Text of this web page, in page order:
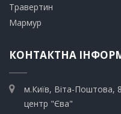
Травертин​
​Мармур
КОНТАКТНА
м.Київ, Віта-Поштова,
центр "Єва"